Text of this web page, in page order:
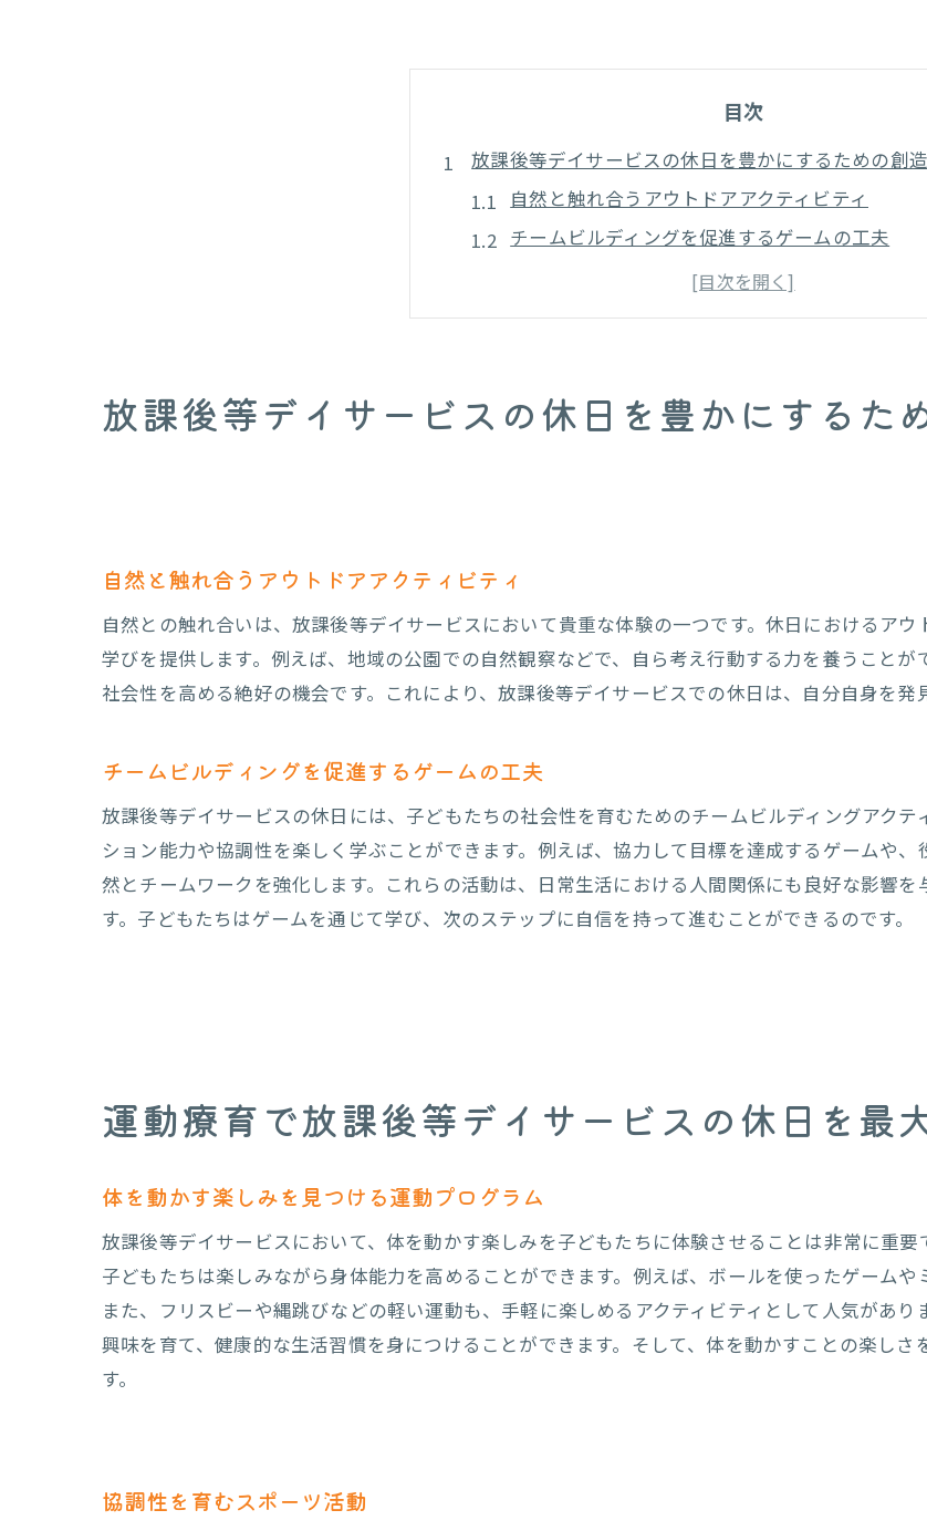
目次
放課後等デイサービスの休日を豊かにするための創
自然と触れ合うアウトドアアクティビティ
チームビルディングを促進するゲームの工夫
運動療育で放課後等デイサービスの休日を最大限に活
体を動かす楽しみを見つける運動プログラム
感覚統合を促すバランスエクササイズ
個別ニーズに応じた運動計画の作成
クラフトワークショップで手先の器用さを養う
料理教室で食育と健康を考える
放課後等デイサービスでの休日における学びと楽し
勉強と遊びの時間を効果的に組み合わせる方法
休憩の重要性とその取り方
子ども自身が楽しめる学習目標の設定
家庭と連携した学びのサポート
自己評価で学びの成果を確認する方法
放課後等デイサービスでの休日を通じて自信を育む方
グループ活動でのリーダーシップを養う
放課後等デイサービスの休日に安心できる環境を提供
安全で快適な施設環境の整備
感情の安定をサポートするリラクゼーション技
個別のニーズに応じた配慮と対応
保護者との連携を強化するコミュニケーション
放課後等デイサービスの休日を豊かにするた
自然と触れ合うアウトドアアクティビティ
自然との触れ合いは、放課後等デイサービスにおいて貴重な体験の一つです。休日におけるア
学びを提供します。例えば、地域の公園での自然観察などで、自ら考え行動する力を養うこと
社会性を高める絶好の機会です。これにより、放課後等デイサービスでの休日は、自分自身を発
チームビルディングを促進するゲームの工夫
放課後等デイサービスの休日には、子どもたちの社会性を育むためのチームビルディングアク
ション能力や協調性を楽しく学ぶことができます。例えば、協力して目標を達成するゲームや
然とチームワークを強化します。これらの活動は、日常生活における人間関係にも良好な影響
す。子どもたちはゲームを通じて学び、次のステップに自信を持って進むことができるのです。
運動療育で放課後等デイサービスの休日を最
体を動かす楽しみを見つける運動プログラム
放課後等デイサービスにおいて、体を動かす楽しみを子どもたちに体験させることは非常に重要
子どもたちは楽しみながら身体能力を高めることができます。例えば、ボールを使ったゲームや
また、フリスビーや縄跳びなどの軽い運動も、手軽に楽しめるアクティビティとして人気があ
興味を育て、健康的な生活習慣を身につけることができます。そして、体を動かすことの楽し
す。
協調性を育むスポーツ活動